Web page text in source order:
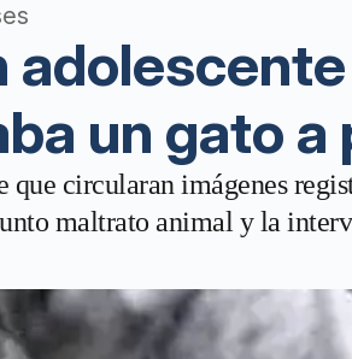
un gato a
circularan imágenes
maltrato animal y la